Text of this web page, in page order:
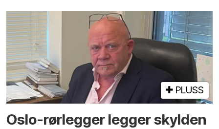
PLUSS
Oslo-rørlegger legger skylden